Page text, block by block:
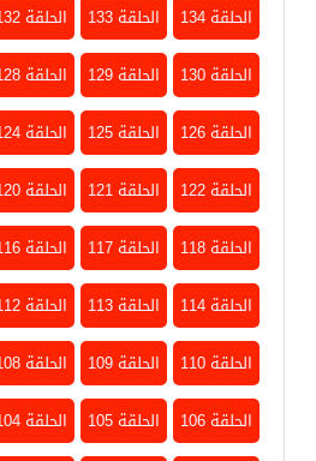
الحلقة 134
الحلقة 133 الحلقة 132
الحلقة 130
الحلقة 129 الحلقة 128
الحلقة 126
الحلقة 125 الحلقة 124
الحلقة 122
الحلقة 121 الحلقة 120
الحلقة 118
الحلقة 117 الحلقة 116
الحلقة 114
الحلقة 113 الحلقة 112
الحلقة 110
الحلقة 109 الحلقة 108
الحلقة 106
الحلقة 105 الحلقة 104